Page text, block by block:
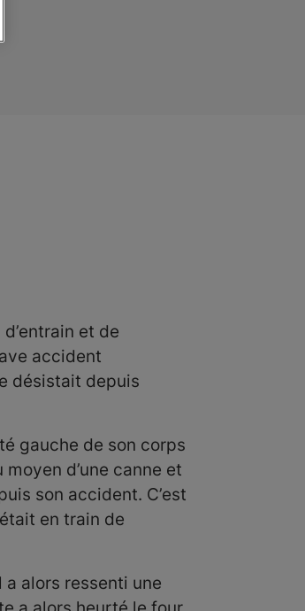
et de
accident
désistait depuis
gauche de son corps
d’une canne et
son accident. C’est
en train de
alors ressenti une